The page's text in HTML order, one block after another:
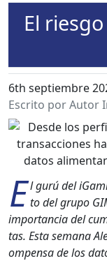
El
6th septiembre
Escrito por Autor
El gurú del
to del grupo
impor­tan­cia del
tas. Esta sem­ana
om­pen­sa de los